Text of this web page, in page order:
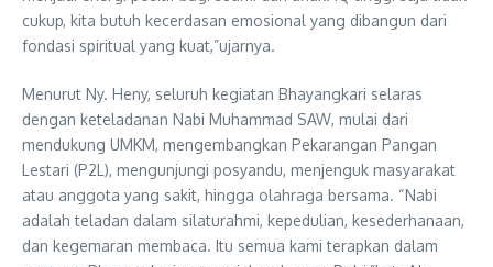
cukup, kita butuh kecerdasan emosional yang dibangun dari
fondasi spiritual yang kuat,”ujarnya.
Menurut Ny. Heny, seluruh kegiatan Bhayangkari selaras
dengan keteladanan Nabi Muhammad SAW, mulai dari
mendukung UMKM, mengembangkan Pekarangan Pangan
Lestari (P2L), mengunjungi posyandu, menjenguk masyarakat
atau anggota yang sakit, hingga olahraga bersama. “Nabi
adalah teladan dalam silaturahmi, kepedulian, kesederhanaan,
dan kegemaran membaca. Itu semua kami terapkan dalam